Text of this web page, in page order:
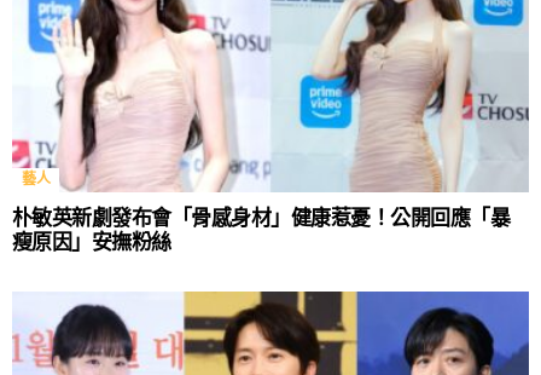
藝人
朴敏英新劇發布會「骨感身材」健康惹憂！公開回應「暴
瘦原因」安撫粉絲